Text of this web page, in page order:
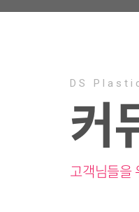
DS
커
고객님들을